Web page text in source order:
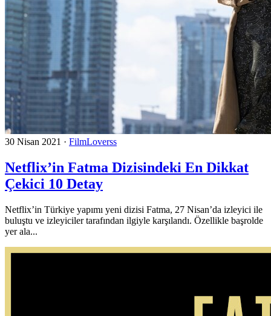
30 Nisan 2021 · FilmLoverss
Netflix’in Fatma Dizisindeki En Dikkat
Çekici 10 Detay
Netflix’in Türkiye yapımı yeni dizisi Fatma, 27 Nisan’da izleyici ile
buluştu ve izleyiciler tarafından ilgiyle karşılandı. Özellikle başrolde
yer ala...